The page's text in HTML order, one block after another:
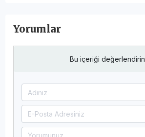
Yorumlar
Bu içeriği değerlendirin